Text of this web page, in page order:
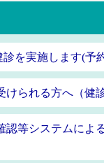
を実施します(予
けられる方へ（健
認等システムによ